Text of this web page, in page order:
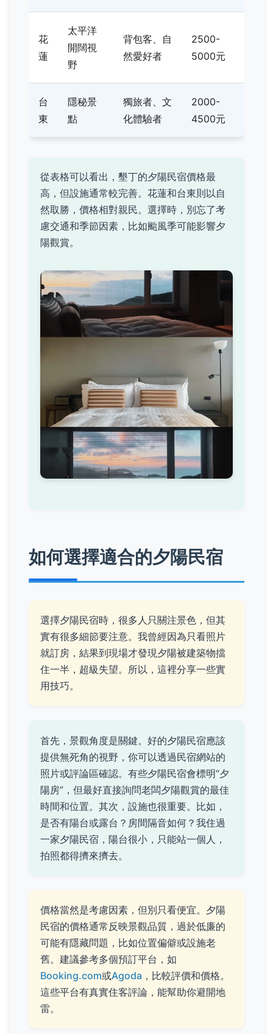
花
蓮
太平洋
開闊視
野
背包客、自
然愛好者
2500-
5000元
台
東
隱秘景
點
獨旅者、文
化體驗者
2000-
4500元
從表格可以看出，墾丁的夕陽民宿價格最
高，但設施通常較完善。花蓮和台東則以自
然取勝，價格相對親民。選擇時，別忘了考
慮交通和季節因素，比如颱風季可能影響夕
陽觀賞。
如何選擇適合的夕陽民宿
選擇夕陽民宿時，很多人只關注景色，但其
實有很多細節要注意。我曾經因為只看照片
就訂房，結果到現場才發現夕陽被建築物擋
住一半，超級失望。所以，這裡分享一些實
用技巧。
首先，景觀角度是關鍵。好的夕陽民宿應該
提供無死角的視野，你可以透過民宿網站的
照片或評論區確認。有些夕陽民宿會標明“夕
陽房”，但最好直接詢問老闆夕陽觀賞的最佳
時間和位置。其次，設施也很重要。比如，
是否有陽台或露台？房間隔音如何？我住過
一家夕陽民宿，陽台很小，只能站一個人，
拍照都得擠來擠去。
價格當然是考慮因素，但別只看便宜。夕陽
民宿的價格通常反映景觀品質，過於低廉的
可能有隱藏問題，比如位置偏僻或設施老
舊。建議參考多個預訂平台，如
Booking.com或Agoda ，比較評價和價格。
這些平台有真實住客評論，能幫助你避開地
雷。